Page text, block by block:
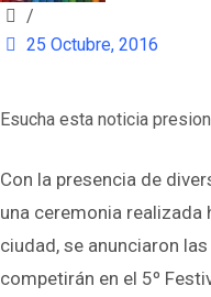
/
25 Octubre, 2016
Esucha esta noticia
Con la presencia de
una ceremonia realizada
ciudad, se anunciaron
competirán en el 5º